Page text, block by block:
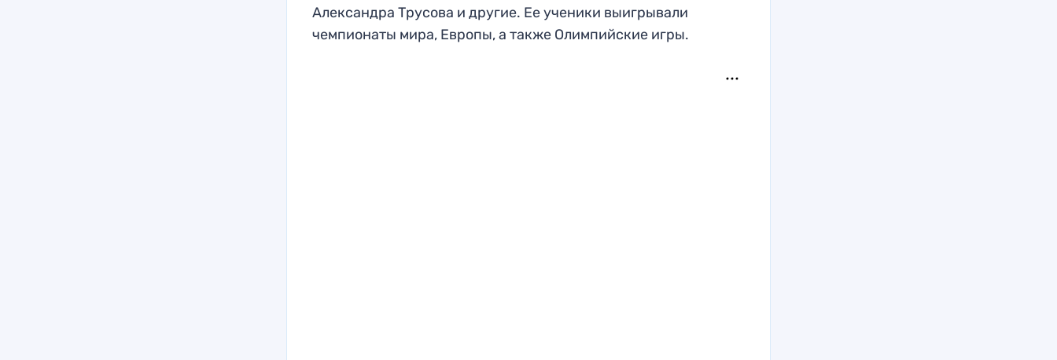
Александра Трусова и другие. Ее ученики выигрывали
чемпионаты мира, Европы, а также Олимпийские игры.